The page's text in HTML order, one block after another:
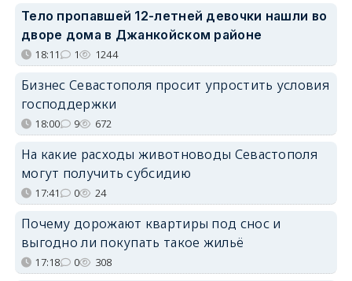
Тело пропавшей 12-летней девочки нашли во
дворе дома в Джанкойском районе
18:11 1 1244
Бизнес Севастополя просит упростить условия
господдержки
18:00 9 672
На какие расходы животноводы Севастополя
могут получить субсидию
17:41 0 24
Почему дорожают квартиры под снос и
выгодно ли покупать такое жильё
17:18 0 308